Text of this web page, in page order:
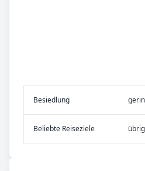
Be­sied­lung
Be­lieb­te Rei­se­zie­le